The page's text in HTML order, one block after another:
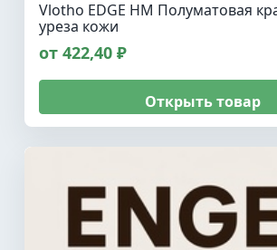
Vlotho EDGE HM Полуматовая
уреза кожи
от 422,40 ₽
Открыть товар